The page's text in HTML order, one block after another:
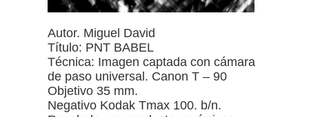
Autor. Miguel David
Título: PNT BABEL
Técnica: Imagen captada con cámara
de paso universal. Canon T – 90
Objetivo 35 mm.
Negativo Kodak Tmax 100. b/n.